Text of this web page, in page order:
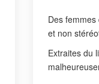
Des
et non
Extraites du